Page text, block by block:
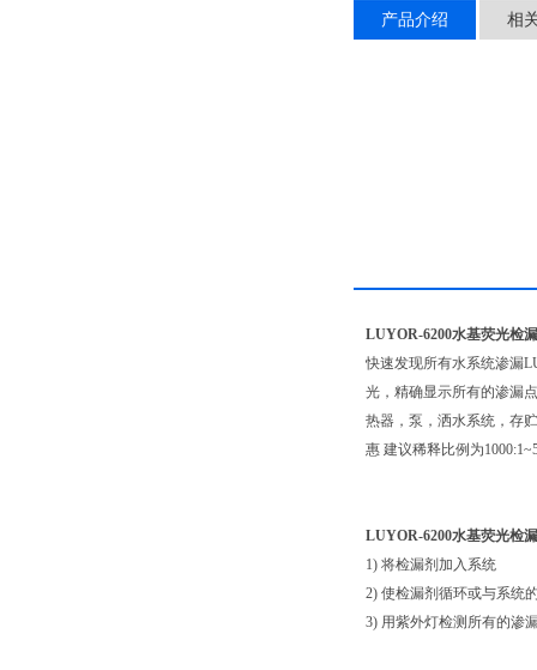
产品介绍 相
LUYOR-6200水基荧光检
快速发现所有水系统渗漏
光，精确显示所有的渗漏
热器，泵，洒水系统，存
惠 建议稀释比例为
LUYOR-6200水基荧光检
1) 将检漏剂加入系统
2) 使检漏剂循环或与系统
3) 用紫外灯检测所有的渗